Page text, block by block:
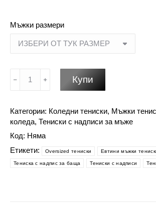
Мъжки размери
коледна
тениска
-
Коледни
тениски
Купи
Категории: Коледни тениски, Мъжки
коледа, Тениски с надписи за мъже
Код: Няма
Етикети:
Oversized тениски Евтини мъжки
Тениска с надпис за баща Тениски с надписи